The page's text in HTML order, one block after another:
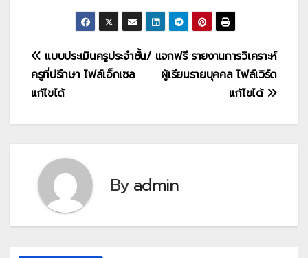
แนะแนว
เรื่อง
แจกฟรี รายงานการวิเคราะห์
ผู้เรียนรายบุคคล ไฟล์เวิร์ด
แก้ไขได้
แบบประเมินครูประจำชั้น/
ครูที่ปรึกษา ไฟล์เอ็กเซล
แก้ไขได้
Byadmin